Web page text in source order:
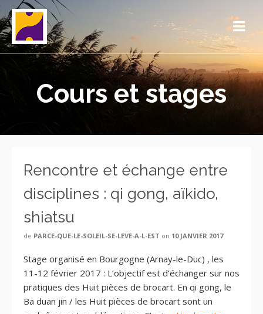
Cours et stages
Rencontre et échange entre
disciplines : qi gong, aïkido,
shiatsu
de PARCE-QUE-LE-SOLEIL-SE-LEVE-A-L-EST on 10 JANVIER 2017
Stage organisé en Bourgogne (Arnay-le-Duc) , les
11-12 février 2017 : L’objectif est d’échanger sur nos
pratiques des Huit pièces de brocart. En qi gong, le
Ba duan jin / les Huit pièces de brocart sont un